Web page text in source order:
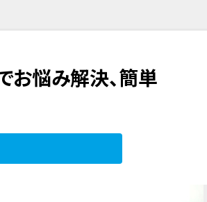
お悩み解決、簡単